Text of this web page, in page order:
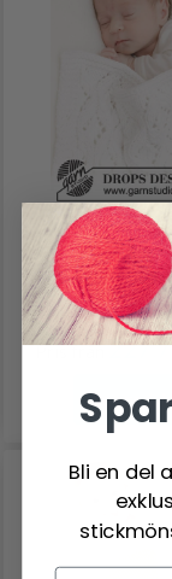
46-4 BRIGHT
BLANKET BY
Pris från
Se
Bli en del